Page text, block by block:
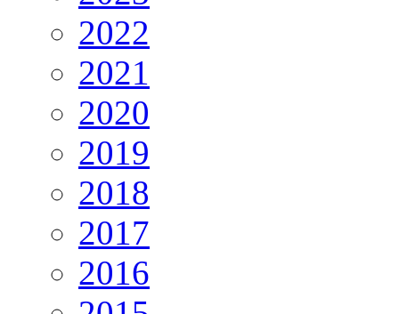
2022
2021
2020
2019
2018
2017
2016